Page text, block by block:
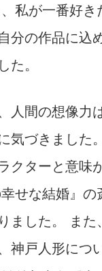
私が一番好き
分の作品に込
た。
人間の想像力
気づきました
クターと意味
せな結婚』の
ました。 また
神戸人形につ